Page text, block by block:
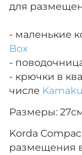
для
- маленькие
Box
-
- крючки в
числе
Размеры:
Korda
размещения